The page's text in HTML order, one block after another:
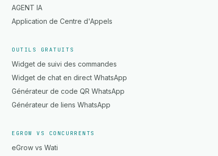
AGENT IA
Application de Centre d'Appels
OUTILS GRATUITS
Widget de suivi des commandes
Widget de chat en direct WhatsApp
Générateur de code QR WhatsApp
Générateur de liens WhatsApp
EGROW VS CONCURRENTS
eGrow vs Wati